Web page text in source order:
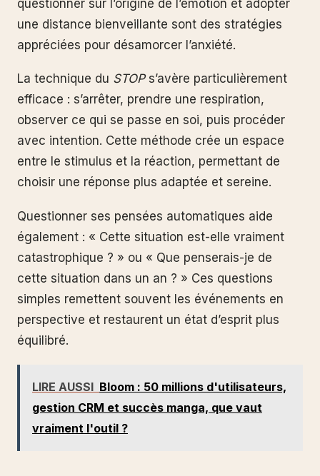
questionner sur l’origine de l’émotion et adopter
une distance bienveillante sont des stratégies
appréciées pour désamorcer l’anxiété.
La technique du STOPs’avère particulièrement
efficace : s’arrêter, prendre une respiration,
observer ce qui se passe en soi, puis procéder
avec intention. Cette méthode crée un espace
entre le stimulus et la réaction, permettant de
choisir une réponse plus adaptée et sereine.
Questionner ses pensées automatiques aide
également : « Cette situation est-elle vraiment
catastrophique ? » ou « Que penserais-je de
cette situation dans un an ? » Ces questions
simples remettent souvent les événements en
perspective et restaurent un état d’esprit plus
équilibré.
LIRE AUSSI Bloom : 50 millions d'utilisateurs,
gestion CRM et succès manga, que vaut
vraiment l'outil ?